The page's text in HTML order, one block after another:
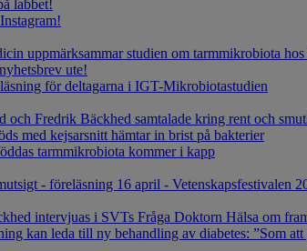
labbet!
uppmärksammar studien om tarmmikrobiota hos
ute!
för deltagarna i IGT-Mikrobiotastudien
och Fredrik Bäckhed samtalade kring rent och
med kejsarsnitt hämtar in brist på bakterier
tarmmikrobiota kommer i kapp
- föreläsning 16 april - Vetenskapsfestivalen
intervjuas i SVTs Fråga Doktorn Hälsa om
kan leda till ny behandling av diabetes: ”Som